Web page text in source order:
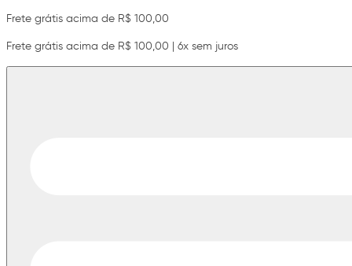
Frete grátis acima de R$ 100,00
Frete grátis acima de R$ 100,00 | 6x sem juros